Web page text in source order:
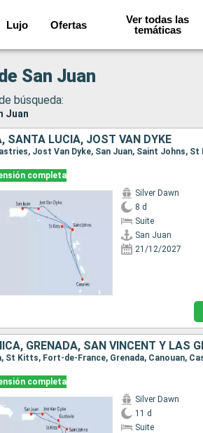
Lujo Ofertas
Ver todas las
temáticas
San Juan
búsqueda:
Juan
SANTA LUCIA, JOST VAN DYKE
completa
Silver Dawn
8 d
Suite
San Juan
21/12/2027
completa
Silver Dawn
11 d
Suite